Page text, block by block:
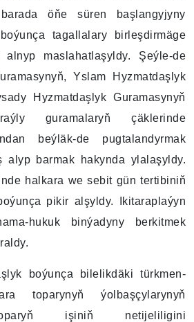
öňe süren başlangyjyny
tagallalary birleşdirmäge
maslahatlaşyldy. Şeýle-de
Yslam Hyzmatdaşlyk
Hyzmatdaşlyk Guramasynyň
guramalaryň çäklerinde
beýläk-de pugtalandyrmak
alyp barmak hakynda ylalaşyldy.
halkara we sebit gün tertibiniň
pikir alşyldy. Ikitaraplaýyn
hukuk binýadyny berkitmek
boýunça bilelikdäki türkmen-
toparynyň ýolbaşçylarynyň
işiniň netijeliligini